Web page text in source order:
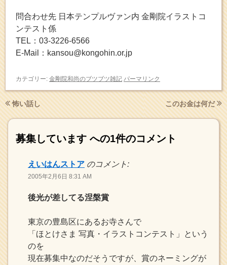
問合わせ先 日本テンプルヴァン内 金剛院イラストコ
ンテスト係
TEL：03-3226-6566
E-Mail：kansou@kongohin.or.jp
カテゴリー: 金剛院和尚のブツブツ雑記 パーマリンク
怖い話し このお金は何だ
募集しています への1件のコメント
えいはんストア のコメント:
2005年2月6日 8:31 AM
後光が差してる涅槃賞
東京の豊島区にあるお寺さんで
「ほとけさま 写真・イラストコンテスト」という
のを
現在募集中なのだそうですが、賞のネーミングが